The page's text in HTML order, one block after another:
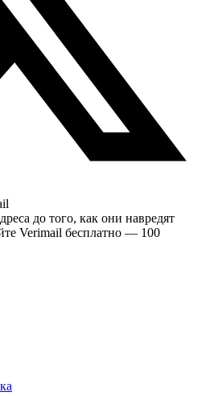
до того, как они навредят
Verimail бесплатно — 100